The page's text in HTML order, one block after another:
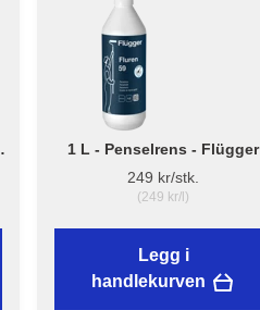
1 L - Penselrens - Flügger
Fluren 59
249 kr/stk.
(249 kr/l)
Legg i
handlekurven